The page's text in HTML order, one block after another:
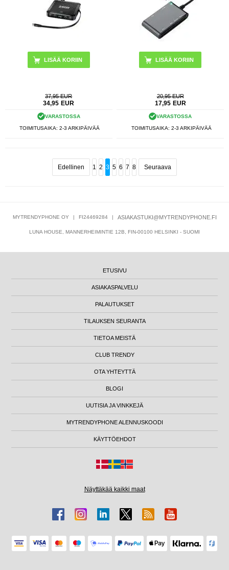
37,95 EUR
34,95 EUR
VARASTOSSA
TOIMITUSAIKA: 2-3 ARKIPÄIVÄÄ
20,95 EUR
17,95 EUR
VARASTOSSA
TOIMITUSAIKA: 2-3 ARKIPÄIVÄÄ
Edellinen 1 2 3 5 6 7 8 Seuraava
MYTRENDYPHONE OY | FI24469284 | ASIAKASTUKI@MYTRENDYPHONE.FI
LUNA HOUSE, MANNERHEIMINTIE 12B, FIN-00100 HELSINKI - SUOMI
ETUSIVU
ASIAKASPALVELU
PALAUTUKSET
TILAUKSEN SEURANTA
TIETOA MEISTÄ
CLUB TRENDY
OTA YHTEYTTÄ
BLOGI
UUTISIA JA VINKKEJÄ
MYTRENDYPHONE ALENNUSKOODI
KÄYTTÖEHDOT
Näyttäkää kaikki maat